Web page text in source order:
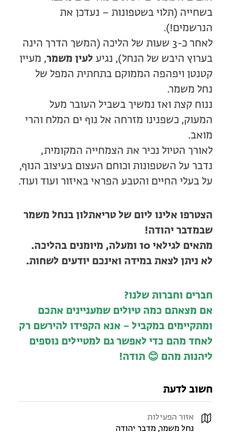
בשחייה (תלוי בשטפונות – נעדכן את
הנרשמים!).
לאחר כ-3 שעות של הליכה (המשך הדרך הינה
בערוץ היבש של הנחל), נגיע לעין משמר, מעיין
קטנטן ויפהפה הממוקם בתחתית המפל של
נחל משמר.
ננוח קצת ואז נמשיך בשביל העובר מעל
המעוק, כשפנינו מזרחה אל נוף ים המלח והרי
מואב.
לאורך הטיול נכיר את הצמחייה המקומית,
נדבר על השטפונות וכוחם העצום בעיצוב הנוף,
על בעלי החיים והטבע הפראי באיזור ועוד ועוד.
הצטרפו אלינו ליום של טריאתלון בנחל משמר
שבמדבר יהודה!
מתאים לגילאי 10 ומעלה, מיומנים בהליכה.
לא ניתן לצאת במידה ואינכם יודעים לשחות.
חברים וחברות שלנו?
אם מצאתם כמה טיולים שמעניינים אתכם
ומתקיימים במקביל – אנא הקפידו להירשם רק
לאחד מהם כדי לאפשר גם למטיילים נוספים
ליהנות מהם 😊 תודה!
חשוב לדעת
אזור הפעילות
נחל משמר, מדבר יהודה